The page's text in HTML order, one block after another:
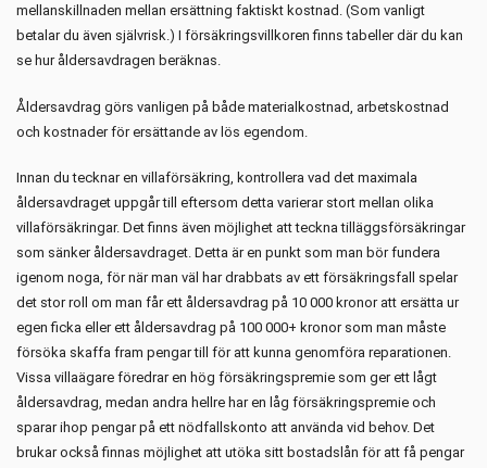
mellanskillnaden mellan ersättning faktiskt kostnad. (Som vanligt
betalar du även självrisk.) I försäkringsvillkoren finns tabeller där du kan
se hur åldersavdragen beräknas.
Åldersavdrag görs vanligen på både materialkostnad, arbetskostnad
och kostnader för ersättande av lös egendom.
Innan du tecknar en villaförsäkring, kontrollera vad det maximala
åldersavdraget uppgår till eftersom detta varierar stort mellan olika
villaförsäkringar. Det finns även möjlighet att teckna tilläggsförsäkringar
som sänker åldersavdraget. Detta är en punkt som man bör fundera
igenom noga, för när man väl har drabbats av ett försäkringsfall spelar
det stor roll om man får ett åldersavdrag på 10 000 kronor att ersätta ur
egen ficka eller ett åldersavdrag på 100 000+ kronor som man måste
försöka skaffa fram pengar till för att kunna genomföra reparationen.
Vissa villaägare föredrar en hög försäkringspremie som ger ett lågt
åldersavdrag, medan andra hellre har en låg försäkringspremie och
sparar ihop pengar på ett nödfallskonto att använda vid behov. Det
brukar också finnas möjlighet att utöka sitt bostadslån för att få pengar